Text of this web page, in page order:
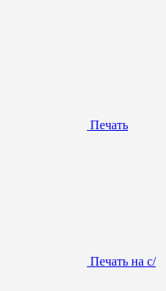
Печать
Печать на с/